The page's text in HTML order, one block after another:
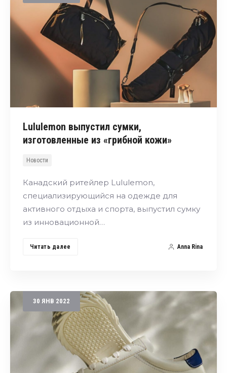
Lululemon выпустил сумки,
изготовленные из «грибной кожи»
Новости
Канадский ритейлер Lululemon,
специализирующийся на одежде для
активного отдыха и спорта, выпустил сумку
из инновационной…
Читать далее Anna Rina
30 ЯНВ 2022